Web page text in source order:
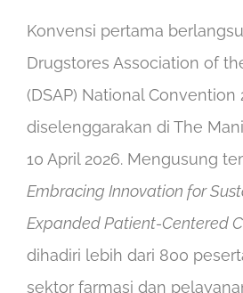
Konvensi pertama
Drugstores Association of
(DSAP) National Convention
diselenggarakan di The
10 April 2026. Mengusung
Embracing Innovation for
Expanded Patient-Centered
dihadiri lebih dari 800
sektor farmasi dan